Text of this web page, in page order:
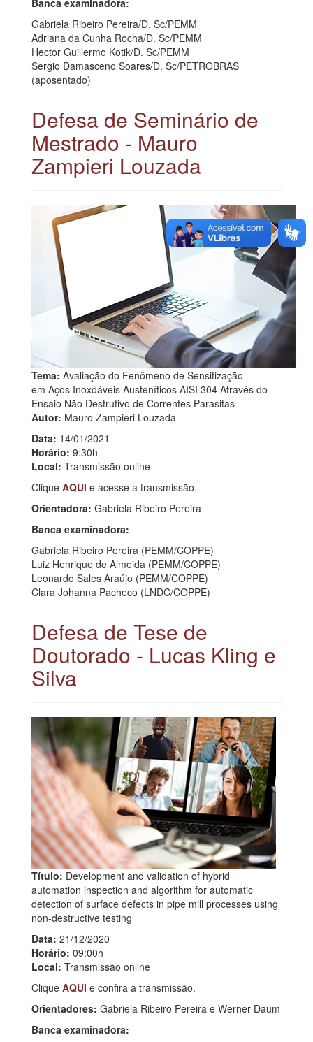
Gabriela Ribeiro Pereira/D. Sc/PEMM
Adriana da Cunha Rocha/D. Sc/PEMM
Hector Guillermo Kotik/D. Sc/PEMM
Sergio Damasceno Soares/D. Sc/PETROBRAS
(aposentado)
Defesa de Seminário de
Mestrado - Mauro
Zampieri Louzada
Tema: Avaliação do Fenômeno de Sensitização
em Aços Inoxdáveis Austeníticos AISI 304 Através do
Ensaio Não Destrutivo de Correntes Parasitas
Autor: Mauro Zampieri Louzada
Data: 14/01/2021
Horário: 9:30h
Local: Transmissão online
Clique AQUI e acesse a transmissão.
Orientadora: Gabriela Ribeiro Pereira
Banca examinadora:
Gabriela Ribeiro Pereira (PEMM/COPPE)
Luiz Henrique de Almeida (PEMM/COPPE)
Leonardo Sales Araújo (PEMM/COPPE)
Clara Johanna Pacheco (LNDC/COPPE)
Defesa de Tese de
Doutorado - Lucas Kling e
Silva
Título: Development and validation of hybrid
automation inspection and algorithm for automatic
detection of surface defects in pipe mill processes using
non-destructive testing
Data: 21/12/2020
Horário: 09:00h
Local: Transmissão online
Clique AQUI e confira a transmissão.
Orientadores: Gabriela Ribeiro Pereira e Werner Daum
Banca examinadora: